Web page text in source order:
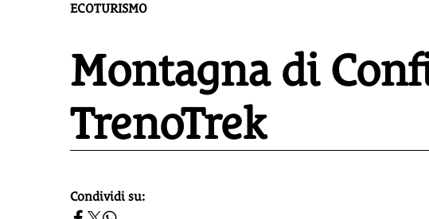
ECOTURISMO
Montagna di
TrenoTrek
homepage h2
Condividi su: